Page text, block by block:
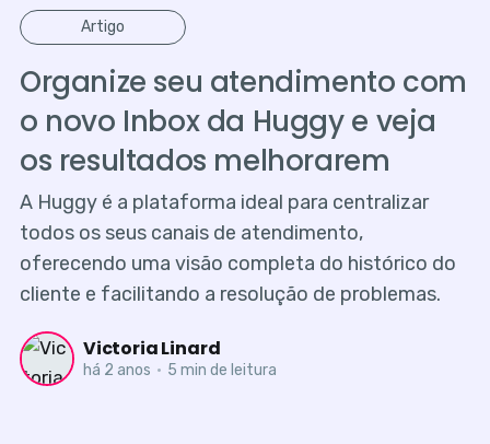
Artigo
Organize seu atendimento com
o novo Inbox da Huggy e veja
os resultados melhorarem
A Huggy é a plataforma ideal para centralizar
todos os seus canais de atendimento,
oferecendo uma visão completa do histórico do
cliente e facilitando a resolução de problemas.
Victoria Linard
há 2 anos • 5 min de leitura